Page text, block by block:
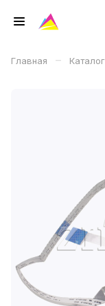
Главная – Каталог